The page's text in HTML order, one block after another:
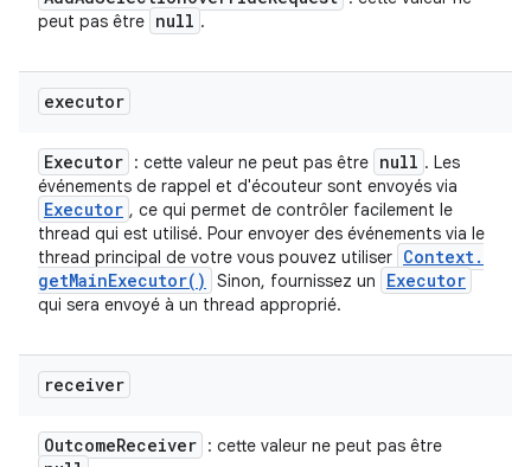
peut pas être null .
executor
Executor : cette valeur ne peut pas être null . Les
événements de rappel et d'écouteur sont envoyés via
Executor , ce qui permet de contrôler facilement le
thread qui est utilisé. Pour envoyer des événements via le
thread principal de votre vous pouvez utiliser Context.
getMainExecutor( ) Sinon, fournissez un Executor
qui sera envoyé à un thread approprié.
receiver
OutcomeReceiver : cette valeur ne peut pas être